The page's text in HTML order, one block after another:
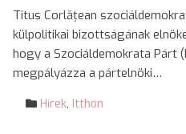
Titus Corlățean
külpolitikai bizottságának
hogy a Szociáldemokrata Párt
megpályázza a pártelnöki…
Hírek, Itthon